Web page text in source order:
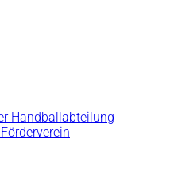
Handballabteilung